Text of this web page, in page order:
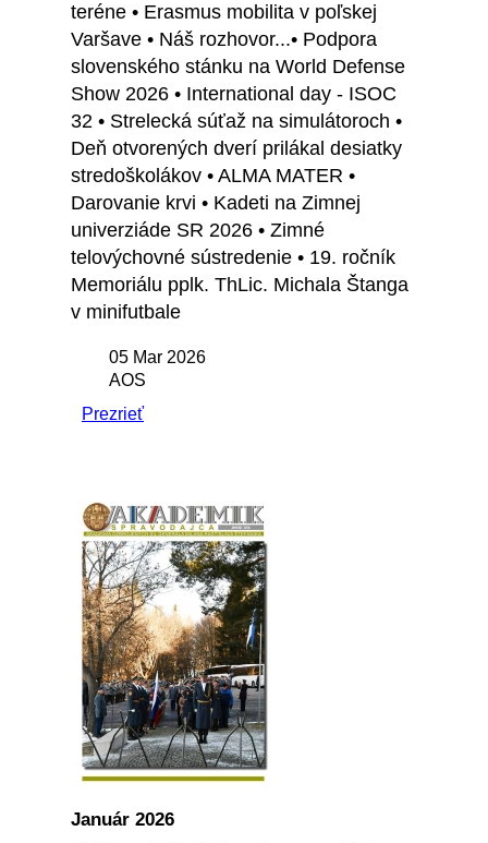
teréne • Erasmus mobilita v poľskej
Varšave • Náš rozhovor...• Podpora
slovenského stánku na World Defense
Show 2026 • International day - ISOC
32 • Strelecká súťaž na simulátoroch •
Deň otvorených dverí prilákal desiatky
stredoškolákov • ALMA MATER •
Darovanie krvi • Kadeti na Zimnej
univerziáde SR 2026 • Zimné
telovýchovné sústredenie • 19. ročník
Memoriálu pplk. ThLic. Michala Štanga
v minifutbale
05 Mar 2026
AOS
Prezrieť
Január 2026